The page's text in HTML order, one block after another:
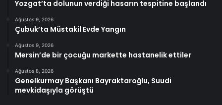
Yozgat’ta dolunun verdiği hasarın tespitine başlandı
Ağustos 9, 2026
Çubuk’ta Müstakil Evde Yangın
Ağustos 9, 2026
Mersin’de bir çocuğu markette hastanelik ettiler
Ağustos 8, 2026
Genelkurmay Başkanı Bayraktaroğlu, Suudi
mevkidaşıyla görüştü